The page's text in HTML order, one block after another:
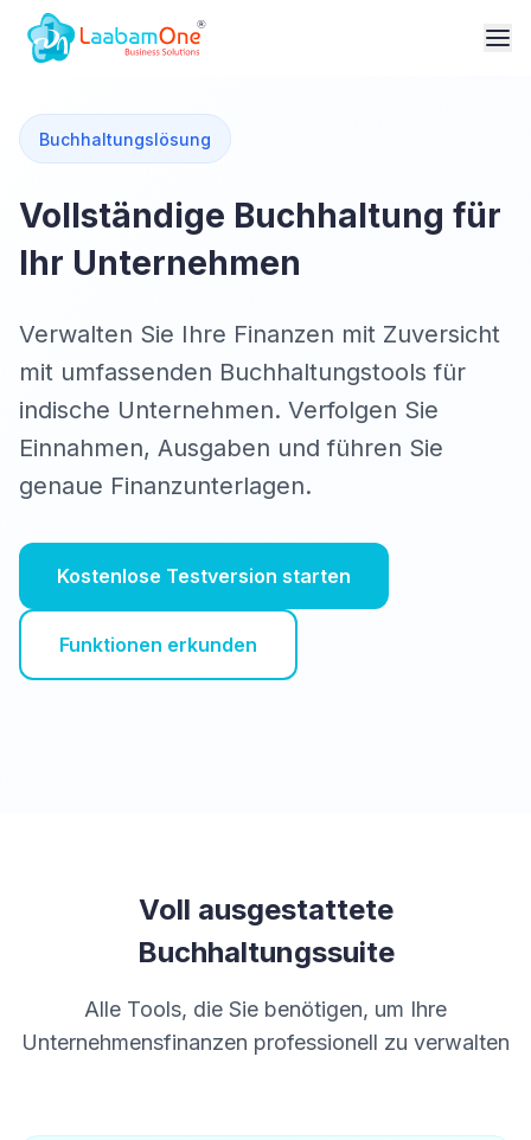
Buchhaltungslösung
Vollständige Buchhaltung für
Ihr Unternehmen
Verwalten Sie Ihre Finanzen mit Zuversicht
mit umfassenden Buchhaltungstools für
indische Unternehmen. Verfolgen Sie
Einnahmen, Ausgaben und führen Sie
genaue Finanzunterlagen.
Kostenlose Testversion starten
Funktionen erkunden
Voll ausgestattete
Buchhaltungssuite
Alle Tools, die Sie benötigen, um Ihre
Unternehmensfinanzen professionell zu verwalten